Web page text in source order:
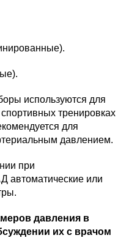
используются для
тренировках
для
давлением.
при
автоматические или
давления в
их с врачом